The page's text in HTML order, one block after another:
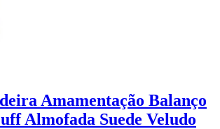
Amamentação Balanço
Almofada Suede Veludo